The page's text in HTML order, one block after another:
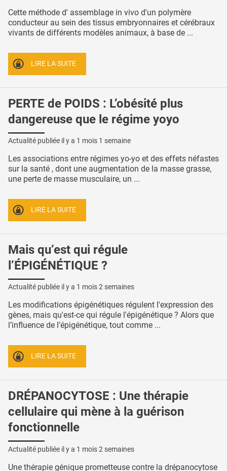
Cette méthode d' assemblage in vivo d'un polymère
conducteur au sein des tissus embryonnaires et cérébraux
vivants de différents modèles animaux, à base de ...
LIRE LA SUITE
PERTE de POIDS : L’obésité plus
dangereuse que le régime yoyo
Actualité publiée il y a 1 mois 1 semaine
Les associations entre régimes yo-yo et des effets néfastes
sur la santé , dont une augmentation de la masse grasse,
une perte de masse musculaire, un ...
LIRE LA SUITE
Mais qu’est qui régule
l’ÉPIGÉNÉTIQUE ?
Actualité publiée il y a 1 mois 2 semaines
Les modifications épigénétiques régulent l'expression des
gènes, mais qu'est-ce qui régule l'épigénétique ? Alors que
l’influence de l’épigénétique, tout comme ...
LIRE LA SUITE
DRÉPANOCYTOSE : Une thérapie
cellulaire qui mène à la guérison
fonctionnelle
Actualité publiée il y a 1 mois 2 semaines
Une thérapie génique prometteuse contre la drépanocytose